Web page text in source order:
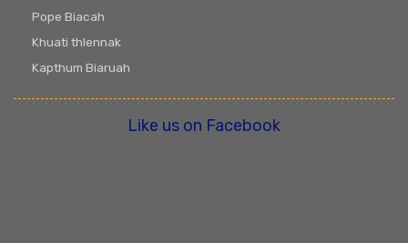
Pope Biacah
Khuati thlennak
Kapthum Biaruah
Like us on Facebook